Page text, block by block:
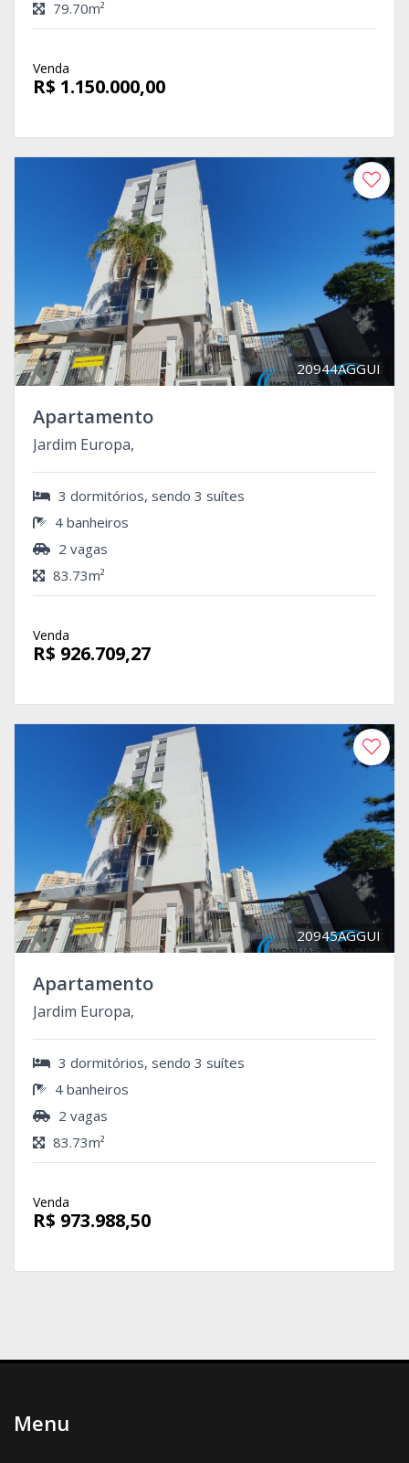
79.70m²
Venda
R$ 1.150.000,00
20944AGGUI
Apartamento
Jardim Europa,
3 dormitórios, sendo 3 suítes
4 banheiros
2 vagas
83.73m²
Venda
R$ 926.709,27
20945AGGUI
Apartamento
Jardim Europa,
3 dormitórios, sendo 3 suítes
4 banheiros
2 vagas
83.73m²
Venda
R$ 973.988,50
Menu